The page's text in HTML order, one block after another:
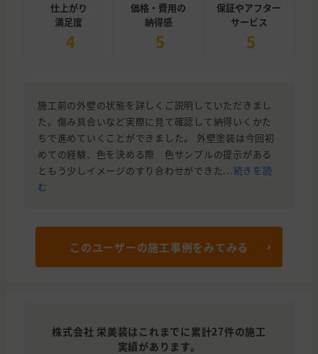
仕上がり
満足度
4
価格・費用の
納得感
5
保証やアフター
サービス
5
施工前の外壁の状態を詳しくご説明していただきまし
た。傷み具合いなど実際に見て確認して納得いくかた
ちで進めていくことができました。 外壁塗装は今回初
めての経験、色を決める際 色サンプルの提示がある
ともう少しイメージのすり合わせができた...続きを読
む
このユーザーの施工事例をみてみる
株式会社 栄美装はこれまでに累計27件の施工
実績があります。